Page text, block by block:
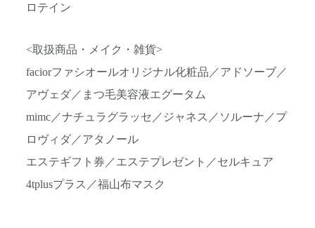
ロテイン
<取扱商品・メイク・雑貨>
faciorファシオールオリジナル化粧品／アドソーブ／
アヴェダ／まつ毛美容液エグータム
mimc／ナチュラグラッセ／ジャネス／ソルーナ／プ
ロヴィダ／アタノール
エステギフト券／エステプレゼント／セルキュア
4tplusプラス／福山布マスク